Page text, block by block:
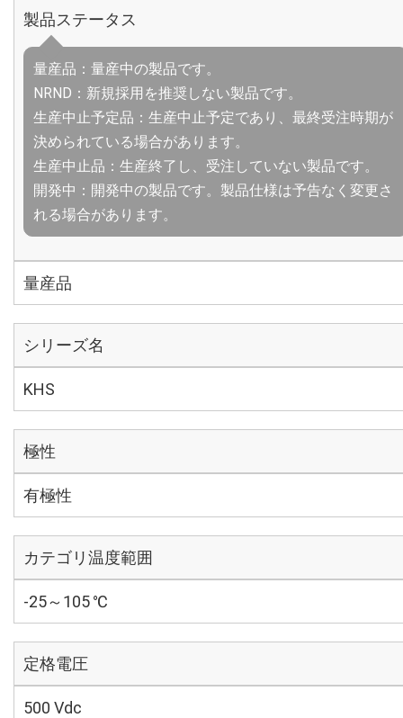
製品ステータス
量産品：量産中の製品です。
NRND：新規採用を推奨しない製品です。
生産中止予定品：生産中止予定であり、最終受注時期が
決められている場合があります。
生産中止品：生産終了し、受注していない製品です。
開発中：開発中の製品です。製品仕様は予告なく変更さ
れる場合があります。
量産品
シリーズ名
KHS
極性
有極性
カテゴリ温度範囲
-25～105 ℃
定格電圧
500 Vdc